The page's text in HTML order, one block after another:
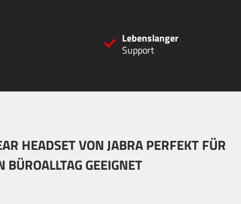
Lebenslanger
Support
HEADSET VON JABRA PERFEKT FÜR
BÜROALLTAG GEEIGNET